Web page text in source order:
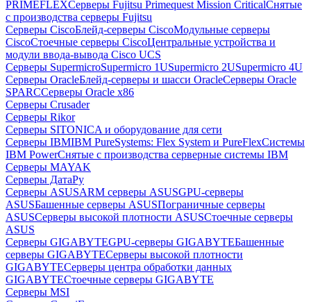
PRIMEFLEXСерверы Fujitsu Primequest Mission CriticalСнятые
с производства серверы Fujitsu
Серверы CiscoБлейд-серверы CiscoМодульные серверы
CiscoСтоечные серверы CiscoЦентральные устройства и
модули ввода-вывода Cisco UCS
Серверы SupermicroSupermicro 1USupermicro 2USupermicro 4U
Серверы OracleБлейд-серверы и шасси OracleСерверы Oracle
SPARCСерверы Oracle x86
Серверы Crusader
Серверы Rikor
Серверы SITONICA и оборудование для сети
Серверы IBMIBM PureSystems: Flex System и PureFlexСистемы
IBM PowerСнятые с производства серверные системы IBM
Серверы MAYAK
Серверы ДатаРу
Серверы ASUSARM серверы ASUSGPU-серверы
ASUSБашенные серверы ASUSПограничные серверы
ASUSСерверы высокой плотности ASUSСтоечные серверы
ASUS
Серверы GIGABYTEGPU-серверы GIGABYTEБашенные
серверы GIGABYTEСерверы высокой плотности
GIGABYTEСерверы центра обработки данных
GIGABYTEСтоечные серверы GIGABYTE
Серверы MSI